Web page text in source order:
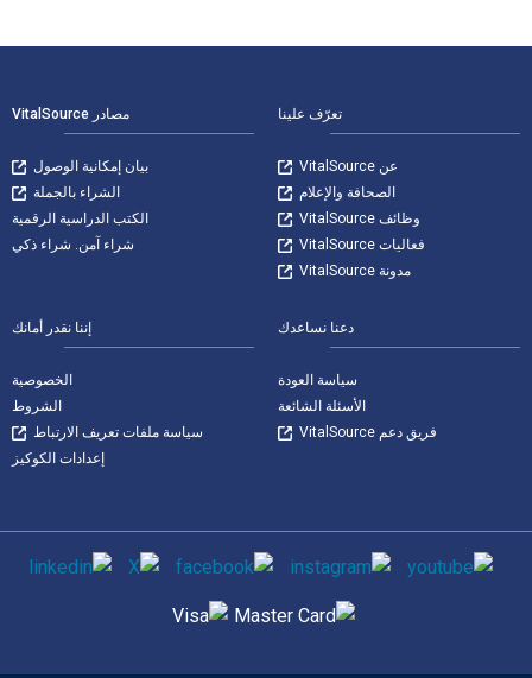
تعرّف علينا
عن VitalSource
الصحافة والإعلام
وظائف VitalSource
فعاليات VitalSource
مدونة VitalSource
مصادر VitalSource
بيان إمكانية الوصول
الشراء بالجملة
الكتب الدراسية الرقمية
شراء آمن. شراء ذكي
دعنا نساعدك
سياسة العودة
الأسئلة الشائعة
فريق دعم VitalSource
إننا نقدر أمانك
الخصوصية
الشروط
سياسة ملفات تعريف الارتباط
إعدادات الكوكيز
وسائل التواصل الاجتماعي